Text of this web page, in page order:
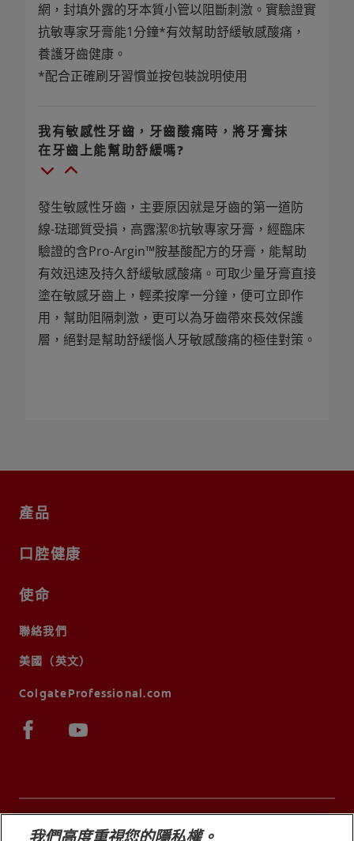
網，封填外露的牙本質小管以阻斷刺激。實驗證實
抗敏專家牙膏能1分鐘*有效幫助舒緩敏感酸痛，
養護牙齒健康。
*配合正確刷牙習慣並按包裝說明使用
我有敏感性牙齒，牙齒酸痛時，將牙膏抹
在牙齒上能幫助舒緩嗎?
發生敏感性牙齒，主要原因就是牙齒的第一道防
線-琺瑯質受損，高露潔®抗敏專家牙膏，經臨床
驗證的含Pro-Argin™胺基酸配方的牙膏，能幫助
有效迅速及持久舒緩敏感酸痛。可取少量牙膏直接
塗在敏感牙齒上，輕柔按摩一分鐘，便可立即作
用，幫助阻隔刺激，更可以為牙齒帶來長效保護
層，絕對是幫助舒緩惱人牙敏感酸痛的極佳對策。
產品
口腔健康
使命
聯絡我們
美國（英文）
ColgateProfessional.com
我們高度重視您的隱私權。